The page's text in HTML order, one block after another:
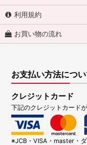
利用規約
お買い物の流れ
お支払い方法につ
クレジットカード
下記のクレジットカード
※JCB・VISA・master・